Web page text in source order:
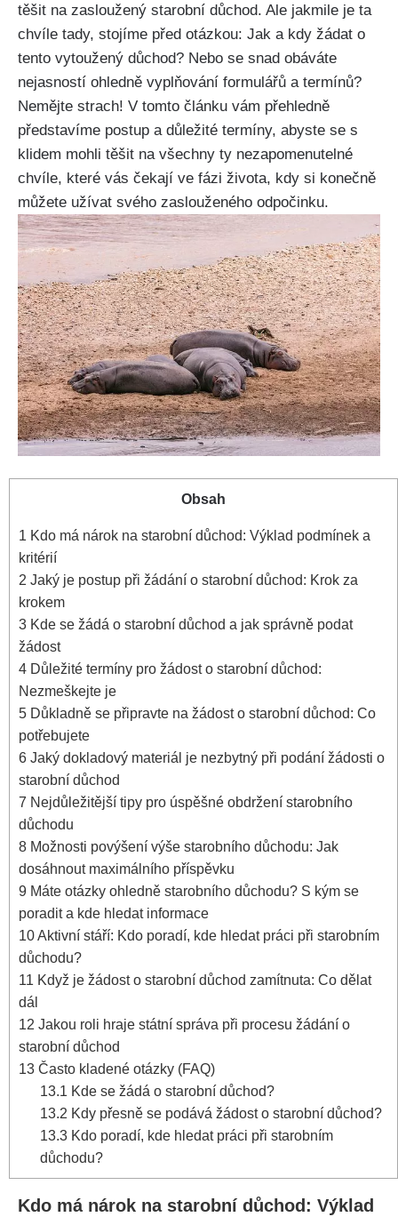
těšit na zasloužený starobní důchod. Ale jakmile je ta
chvíle tady, stojíme před otázkou: Jak a kdy žádat o
tento vytoužený důchod? Nebo se snad obáváte
nejasností ohledně vyplňování formulářů a termínů?
Nemějte strach! V tomto článku vám přehledně
představíme postup a důležité termíny, abyste se s
klidem mohli těšit na všechny ty nezapomenutelné
chvíle, které vás čekají ve fázi života, kdy si konečně
můžete užívat svého zaslouženého odpočinku.
Obsah
1 Kdo má nárok na starobní důchod: Výklad podmínek a
kritérií
2 Jaký je postup při žádání o starobní důchod: Krok za
krokem
3 Kde se žádá o starobní důchod a jak správně podat
žádost
4 Důležité termíny pro žádost o starobní důchod:
Nezmeškejte je
5 Důkladně se připravte na žádost o starobní důchod: Co
potřebujete
6 Jaký dokladový materiál je nezbytný při podání žádosti o
starobní důchod
7 Nejdůležitější tipy pro úspěšné obdržení starobního
důchodu
8 Možnosti povýšení výše starobního důchodu: Jak
dosáhnout maximálního příspěvku
9 Máte otázky ohledně starobního důchodu? S kým se
poradit a kde hledat informace
10Aktivní stáří: Kdo poradí, kde hledat práci při starobním
důchodu?
11 Když je žádost o starobní důchod zamítnuta: Co dělat
dál
12 Jakou roli hraje státní správa při procesu žádání o
starobní důchod
13 Často kladené otázky (FAQ)
13.1 Kde se žádá o starobní důchod?
13.2 Kdy přesně se podává žádost o starobní důchod?
13.3 Kdo poradí, kde hledat práci při starobním
důchodu?
Kdo má nárok na starobní důchod: Výklad